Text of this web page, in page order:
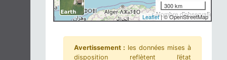
Nombre d'observations-
300 km
Leaflet| © OpenStreetMap
Avertissement : les données mises à
disposition reflètent l’état